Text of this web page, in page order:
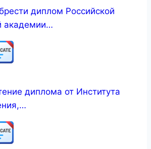
диплом Российской
академии…
диплома от Института